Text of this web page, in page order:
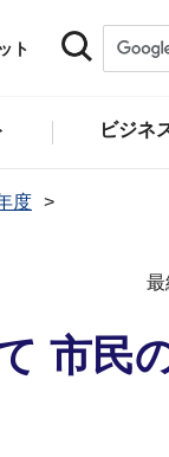
ト
ビジネ
度
最
市民